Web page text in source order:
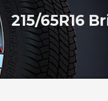
215/65R16